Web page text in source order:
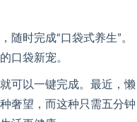
时完成“口袋式养生”。
口袋新宠。
可以一键完成。最近，懒
奢望，而这种只需五分钟